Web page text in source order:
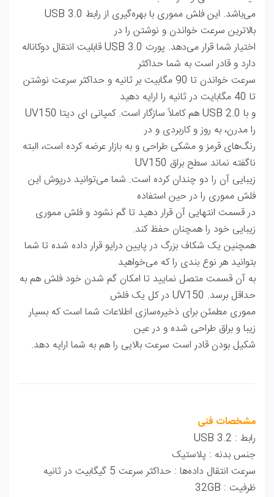
می‌باشد. این فلش مموری با بهره‌گیری از رابط USB 3.0
بالاترین سرعت خواندن و نوشتن را در
اختیار شما قرار می‌دهد. پورت USB 3.0 قابلیت انتقال دوکاناله
دارد و قادر است به شما حداکثر
سرعت خواندن تا 90 مگابیت بر ثانیه و حداکثر سرعت نوشتن
تا 40 مگابایت در ثانیه را ارایه دهید
و با USB 2.0 هم کاملاً سازگار است. کمپانی ای دیتا UV150
را مدرن، به روز و کاربردی و در
رنگ‌های قرمز و مشکی طراحی و به بازار عرضه کرده است، البته
ناگفته نماند سطح براق UV150
زیبایی آن را دو چندان کرده است. شما می‌توانید درپوش این
فلش مموری را در حین استفاده
در قسمت انتهایی آن قرار دهید تا گم نشود و فلش مموری
زیبایی خود را همچنان حفظ کند.
همچنین یک شکاف بزرگ در پایین درایو قرار داده شده تا شما
بتوانید هر نوع بندی را که می‌خواهید
به آن قسمت متصل نمایید تا امکان گم شدن خود فلش هم به
حداقل برسد. UV150 در کل یک فلش
مموری مطمئن برای ذخیره‌سازی اطلاعات شما است که بسیار
زیبا و براق طراحی شده و در عین
شکیل بودن قادر است سرعت بالایی را هم به شما ارایه دهد.
مشخصات فنی
رابط : USB 3.2
جنس بدنه : پلاستیک
سرعت انتقال داده‌ها : حداکثر سرعت 5 گیگابیت در ثانیه
ظرفیت : 32GB